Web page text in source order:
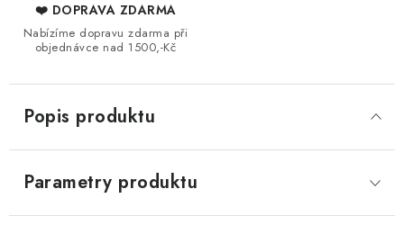
❤️ DOPRAVA ZDARMA
Nabízíme dopravu zdarma při
objednávce nad 1500,-Kč
Popis produktu
Parametry produktu